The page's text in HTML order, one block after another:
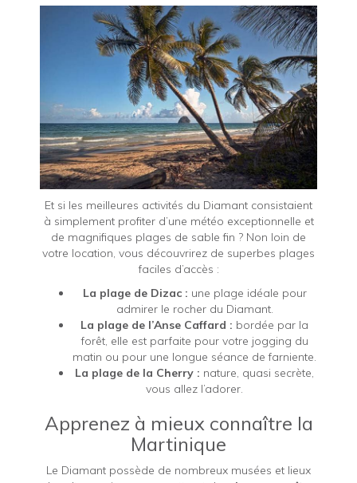
Et si les meilleures activités du Diamant consistaient
à simplement profiter d’une météo exceptionnelle et
de magnifiques plages de sable fin ? Non loin de
votre location, vous découvrirez de superbes plages
faciles d’accès :
La plage de Dizac : une plage idéale pour
admirer le rocher du Diamant.
La plage de l’Anse Caffard : bordée par la
forêt, elle est parfaite pour votre jogging du
matin ou pour une longue séance de farniente.
La plage de la Cherry : nature, quasi secrète,
vous allez l’adorer.
Apprenez à mieux connaître la
Martinique
Le Diamant possède de nombreux musées et lieux